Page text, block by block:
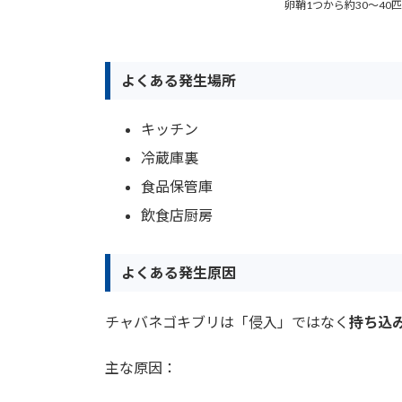
卵鞘1つから約30〜40
よくある発生場所
キッチン
冷蔵庫裏
食品保管庫
飲食店厨房
よくある発生原因
チャバネゴキブリは「侵入」ではなく 持ち込
主な原因：